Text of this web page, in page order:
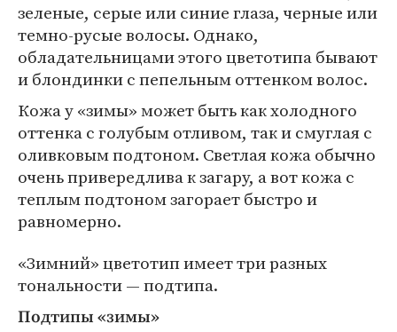
зеленые, серые или синие глаза, черные или
темно-русые волосы. Однако,
обладательницами этого цветотипа бывают
и блондинки с пепельным оттенком волос.
Кожа у «зимы» может быть как холодного
оттенка с голубым отливом, так и смуглая с
оливковым подтоном. Светлая кожа обычно
очень привередлива к загару, а вот кожа с
теплым подтоном загорает быстро и
равномерно.
«Зимний» цветотип имеет три разных
тональности — подтипа.
Подтипы «зимы»